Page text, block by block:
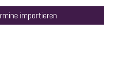
importieren